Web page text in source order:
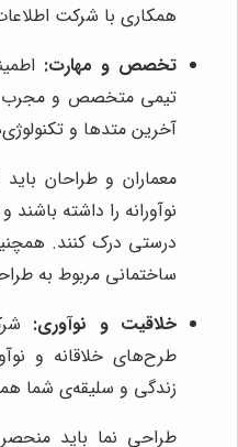
همکاری با شرکت
تخصص و مهارت:
تیمی متخصص و مجرب
آخرین متدها و
معماران و طراحان باید
نوآورانه را داشته باشند
درستی درک کنند.
ساختمانی مربوط به
خلاقیت و نوآوری:
طرح‌های خلاقانه و
زندگی و سلیقه‌ی شما
طراحی نما باید